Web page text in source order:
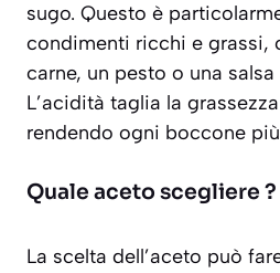
sugo. Questo è
condimenti ricchi e grassi,
carne, un pesto o una
L’acidità taglia la
rendendo ogni boccone
Quale aceto scegliere ?
La scelta dell’aceto può